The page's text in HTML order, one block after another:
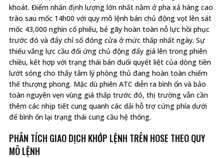
khoát. Điểm nhấn định lượng lớn nhất nằm ở pha xả hàng cao
trào sau mốc 14h00 với quy mô lệnh bán chủ động vọt lên sát
mốc 43,000 nghìn cổ phiếu, bẻ gãy hoàn toàn nỗ lực hồi phục
trước đó và đẩy chỉ số đóng cửa ở mức thấp nhất ngày. Sự
thiếu vắng lực cầu đối ứng chủ động đẩy giá lên trong phiên
chiều, kết hợp với trạng thái bán đuổi quyết liệt của dòng tiền
lướt sóng cho thấy tâm lý phòng thủ đang hoàn toàn chiếm
thế thượng phong. Mặc dù phiên ATC diễn ra bình ổn và bảo
toàn nguyên vẹn vùng giá thấp trước đó, thị trường vẫn cần
thêm các nhịp tiết cung quanh các dải hỗ trợ cứng phía dưới
để bình ổn lại trạng thái cung cầu hệ thống.
PHÂN TÍCH GIAO DỊCH KHỚP LỆNH TRÊN HOSE THEO QUY
MÔ LỆNH